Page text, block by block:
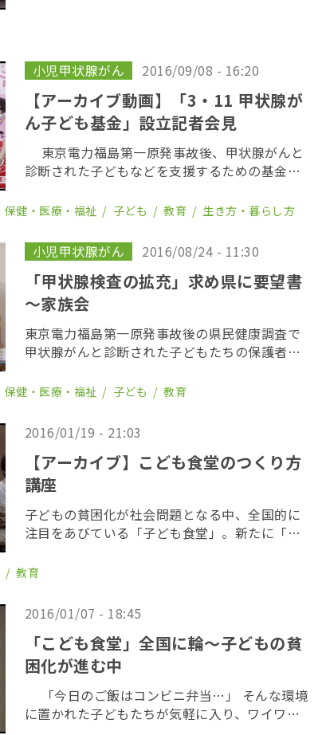
というＦＡ […]
小児甲状腺がん 2016/09/08 - 16:20
【アーカイブ動画】「3・11 甲状腺が
ん子ども基金」設立記者会見
東京電力福島第一原発事故後、甲状腺がんと
診断された子どもなどを支援するための基金が
を開始したのは「３・１１甲状腺がん子ども基
の崎 […]
保健・医療・福祉 子ども 教育 生き方・暮らし方
小児甲状腺がん 2016/08/24 - 11:30
「甲状腺検査の拡充」求め県に要望書
～家族会
東京電力福島第一原発事故後の県民健康調査で
甲状腺がんと診断された子どもたちの保護者な
３日、県と面会し、県知事宛ての要望書を提出
しの動きが […]
保健・医療・福祉 子ども 教育
2016/01/19 - 21:03
【アーカイブ】こども食堂のつくり方
講座
子どもの貧困化が社会問題となる中、全国的に
注目をあびている「子ども食堂」。新たに「こ
た講座への申し込みが殺到している。１月２０
くり方講座 […]
教育
2016/01/07 - 18:45
「こども食堂」全国に輪〜子どもの貧
困化が進む中
「今日のご飯はコンビニ弁当…」 そんな環境
に置かれた子どもたちが気軽に入り、ワイワイ